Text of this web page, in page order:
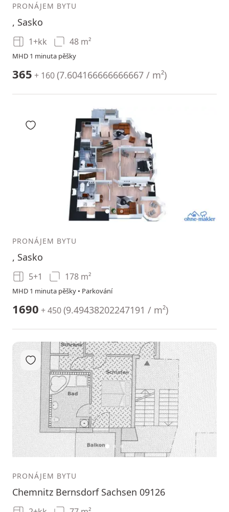
PRONÁJEM BYTU
, Sasko
1+kk 48 m²
MHD 1 minuta pěšky
365 + 160(7.604166666666667 / m²)
12 3
Přidat do oblíbených
PRONÁJEM BYTU
, Sasko
5+1 178 m²
MHD 1 minuta pěšky • Parkování
1690 + 450(9.49438202247191 / m²)
12 3
Přidat do oblíbených
PRONÁJEM BYTU
Chemnitz Bernsdorf Sachsen 09126